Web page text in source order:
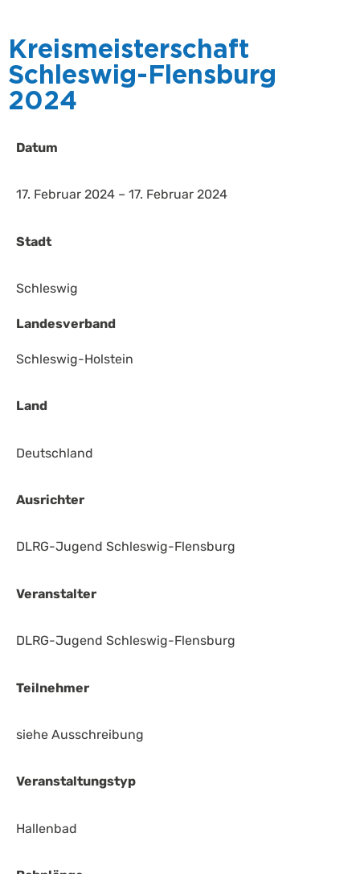
Kreismeisterschaft
Schleswig-Flensburg
2024
Datum
17. Februar 2024 – 17. Februar 2024
Stadt
Schleswig
Landesverband
Schleswig-Holstein
Land
Deutschland
Ausrichter
DLRG-Jugend Schleswig-Flensburg
Veranstalter
DLRG-Jugend Schleswig-Flensburg
Teilnehmer
siehe Ausschreibung
Veranstaltungstyp
Hallenbad